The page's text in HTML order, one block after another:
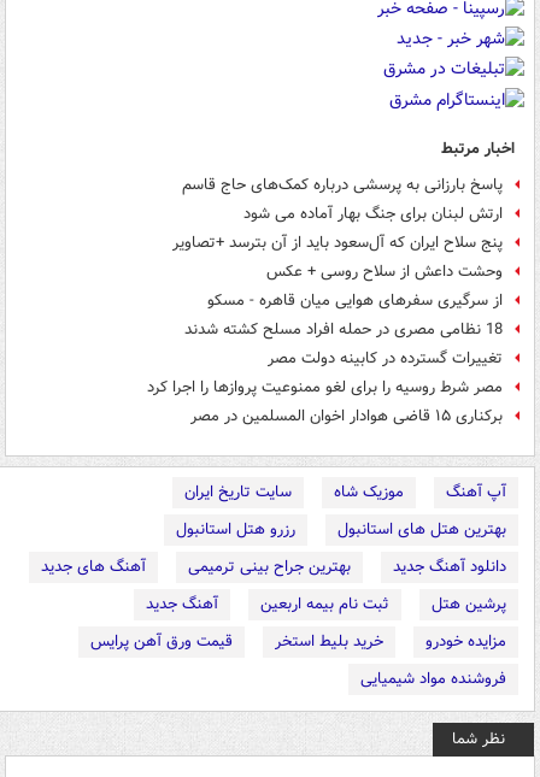
اخبار مرتبط
پاسخ بارزانی به پرسشی درباره کمک‌های حاج قاسم
ارتش لبنان برای جنگ بهار آماده می شود
پنج سلاح ایران که آل‌سعود باید از آن بترسد +تصاویر
وحشت داعش از سلاح روسی + عکس
از سرگیری سفرهای هوایی میان قاهره - مسکو
18 نظامی مصری در حمله افراد مسلح کشته شدند
تغییرات گسترده در کابینه دولت مصر
مصر شرط روسیه را برای لغو ممنوعیت پروازها را اجرا کرد
برکناری ۱۵ قاضی هوادار اخوان المسلمین در مصر
آپ آهنگ موزیک شاه
سایت تاریخ ایران
بهترین هتل های استانبول
رزرو هتل استانبول
دانلود آهنگ جدید
بهترین جراح بینی ترمیمی
آهنگ های جدید
پرشین هتل
ثبت نام بیمه اربعین
آهنگ جدید
مزایده خودرو
خرید بلیط استخر
قیمت ورق آهن پرایس
فروشنده مواد شیمیایی
نظر شما